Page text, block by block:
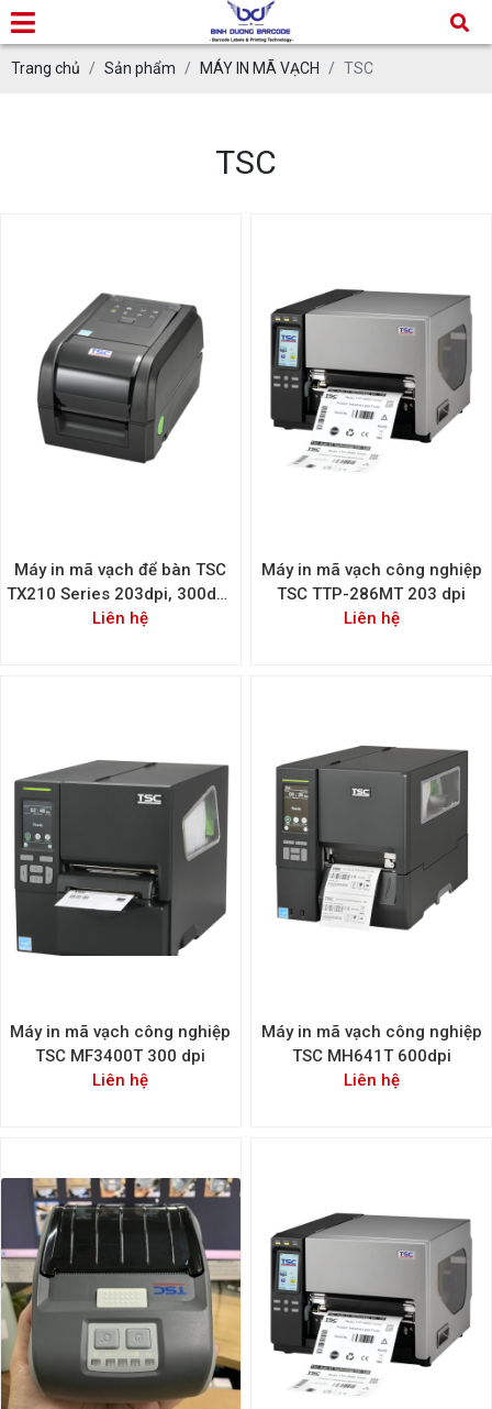
Trang chủ Sản phẩm MÁY IN MÃ VẠCH TSC
TSC
Máy in mã vạch để bàn TSC
TX210 Series 203dpi, 300dpi,
600dpi
Liên hệ
Máy in mã vạch công nghiệp
TSC TTP-286MT 203 dpi
Liên hệ
Máy in mã vạch công nghiệp
TSC MF3400T 300 dpi
Liên hệ
Máy in mã vạch công nghiệp
TSC MH641T 600dpi
Liên hệ